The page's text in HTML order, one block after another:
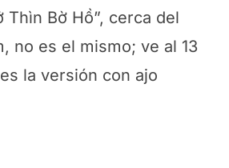
Thìn Bờ Hồ”, cerca del
no es el mismo; ve al 13
la versión con ajo